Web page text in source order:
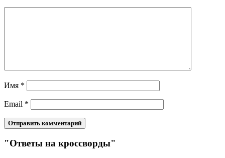
Имя *
Email *
"Ответы на кроссворды"